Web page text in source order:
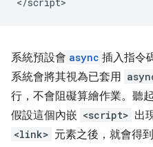
系統預設會 async 插入指令
系統會將其視為已套用
行，不會阻礙算繪作業。聽
假設這個內嵌 <script> 出
<link> 元素之後，就會得